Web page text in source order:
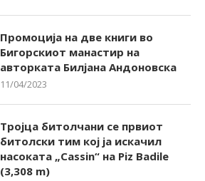
Промоција на две книги во
Бигорскиот манастир на
авторката Билјана Андоновска
11/04/2023
Тројца битолчани се првиот
битолски тим кој ја искачил
насоката „Cassin“ на Piz Badile
(3,308 m)